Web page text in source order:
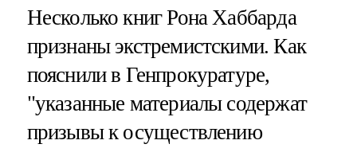
Несколько книг Рона Хаббарда
признаны экстремистскими. Как
пояснили в Генпрокуратуре,
"указанные материалы содержат
призывы к осуществлению